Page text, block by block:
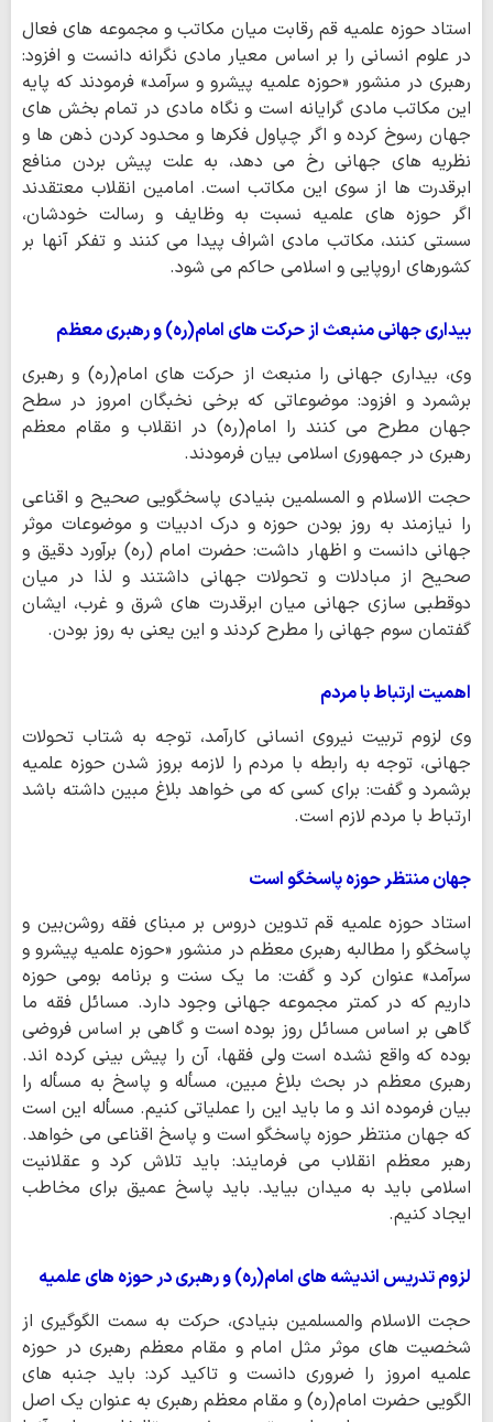
استاد حوزه علمیه قم رقابت میان مکاتب و مجموعه های فعال
در علوم انسانی را بر اساس معیار مادی نگرانه دانست و افزود:
رهبری در منشور «حوزه علمیه پیشرو و سرآمد» فرمودند که پایه
این مکاتب مادی گرایانه است و نگاه مادی در تمام بخش های
جهان رسوخ کرده و اگر چپاول فکرها و محدود کردن ذهن ها و
نظریه های جهانی رخ می دهد، به علت پیش بردن منافع
ابرقدرت ها از سوی این مکاتب است. امامین انقلاب معتقدند
اگر حوزه های علمیه نسبت به وظایف و رسالت خودشان،
سستی کنند، مکاتب مادی اشراف پیدا می کنند و تفکر آنها بر
کشورهای اروپایی و اسلامی حاکم می شود.
بیداری جهانی منبعث از حرکت های امام(ره) و رهبری معظم
وی، بیداری جهانی را منبعث از حرکت های امام(ره) و رهبری
برشمرد و افزود: موضوعاتی که برخی نخبگان امروز در سطح
جهان مطرح می کنند را امام(ره) در انقلاب و مقام معظم
رهبری در جمهوری اسلامی بیان فرمودند.
حجت الاسلام و المسلمین بنیادی پاسخگویی صحیح و اقناعی
را نیازمند به روز بودن حوزه و درک ادبیات و موضوعات موثر
جهانی دانست و اظهار داشت: حضرت امام (ره) برآورد دقیق و
صحیح از مبادلات و تحولات جهانی داشتند و لذا در میان
دوقطبی سازی جهانی میان ابرقدرت های شرق و غرب، ایشان
گفتمان سوم جهانی را مطرح کردند و این یعنی به روز بودن.
اهمیت ارتباط با مردم
وی لزوم تربیت نیروی انسانی کارآمد، توجه به شتاب تحولات
جهانی، توجه به رابطه با مردم را لازمه بروز شدن حوزه علمیه
برشمرد و گفت: برای کسی که می خواهد بلاغ مبین داشته باشد
ارتباط با مردم لازم است.
جهان منتظر حوزه پاسخگو است
استاد حوزه علمیه قم تدوین دروس بر مبنای فقه روشن‌بین و
پاسخگو را مطالبه رهبری معظم در منشور «حوزه علمیه پیشرو و
سرآمد» عنوان کرد و گفت: ما یک سنت و برنامه بومی حوزه
داریم که در کمتر مجموعه جهانی وجود دارد. مسائل فقه ما
گاهی بر اساس مسائل روز بوده است و گاهی بر اساس فروضی
بوده که واقع نشده است ولی فقها، آن را پیش بینی کرده اند.
رهبری معظم در بحث بلاغ مبین، مسأله و پاسخ به مسأله را
بیان فرموده اند و ما باید این را عملیاتی کنیم. مسأله این است
که جهان منتظر حوزه پاسخگو است و پاسخ اقناعی می خواهد.
رهبر معظم انقلاب می فرمایند: باید تلاش کرد و عقلانیت
اسلامی باید به میدان بیاید. باید پاسخ عمیق برای مخاطب
ایجاد کنیم.
لزوم تدریس اندیشه های امام(ره) و رهبری در حوزه های علمیه
حجت الاسلام والمسلمین بنیادی، حرکت به سمت الگوگیری از
شخصیت های موثر مثل امام و مقام معظم رهبری در حوزه
علمیه امروز را ضروری دانست و تاکید کرد: باید جنبه های
الگویی حضرت امام(ره) و مقام معظم رهبری به عنوان یک اصل